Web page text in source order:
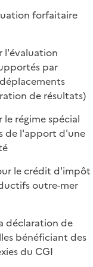
forfaitaire
l'évaluation
par
de résultats)
régime spécial
de l'apport d'une
le crédit d'impôt
outre-mer
déclaration de
bénéficiant des
du CGI